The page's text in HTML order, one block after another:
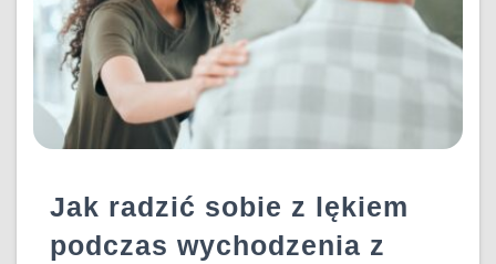
Jak radzić sobie z lękiem
podczas wychodzenia z